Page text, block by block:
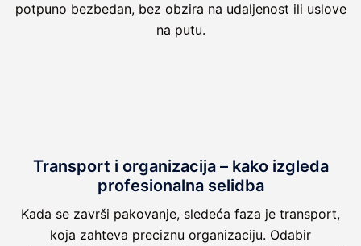
potpuno bezbedan, bez obzira na udaljenost ili uslove
na putu.
Transport i organizacija – kako izgleda
profesionalna selidba
Kada se završi pakovanje, sledeća faza je transport,
koja zahteva preciznu organizaciju. Odabir